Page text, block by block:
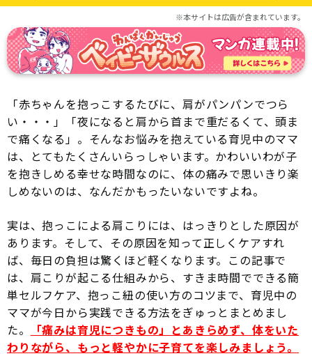
※本サイトは広告が含まれています。
「赤ちゃんを抱っこするたびに、肩がパンパンでつら
い・・・」「夜になると肩から首まで重だるくて、頭ま
で痛くなる」。そんなお悩みを抱えている育児中のママ
は、とてもたくさんいらっしゃいます。かわいいわが子
を抱きしめる幸せな時間なのに、体の痛みで思いきり楽
しめないのは、なんだかもったいないですよね。
実は、抱っこによる肩こりには、はっきりとした原因が
あります。そして、その原因を知って正しくケアすれ
ば、毎日の負担は驚くほど軽くなります。この記事で
は、肩こりが起こる仕組みから、すきま時間でできる簡
単セルフケア、抱っこ紐の使い方のコツまで、育児中の
ママが今日から実践できる方法をぎゅっとまとめまし
た。
「痛みは育児につきもの」とあきらめず、体をいた
わりながら、もっと軽やかに子育てを楽しみましょう。